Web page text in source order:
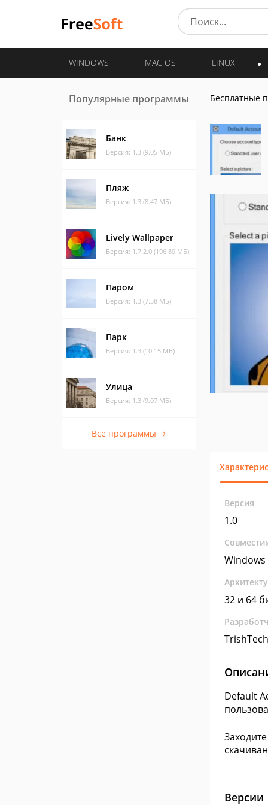
WINDOWS MAC OS LINUX
Популярные программы
Банк
Версия: 1.3 (9.05 МБ)
Пляж
Версия: 1.3 (8.47 МБ)
Lively Wallpaper
Версия: 1.7.2.0 (196.89 МБ)
Паром
Версия: 1.3 (7.58 МБ)
Парк
Версия: 1.3 (10.15 МБ)
Улица
Версия: 1.3 (9.07 МБ)
Все программы →
Бесплатные
Версия
1.0
Windows
32 и 64
TrishTech
Default
Версии